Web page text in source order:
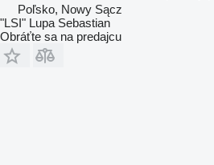
Poľsko, Nowy Sącz
"LSI" Lupa Sebastian
Obráťte sa na predajcu